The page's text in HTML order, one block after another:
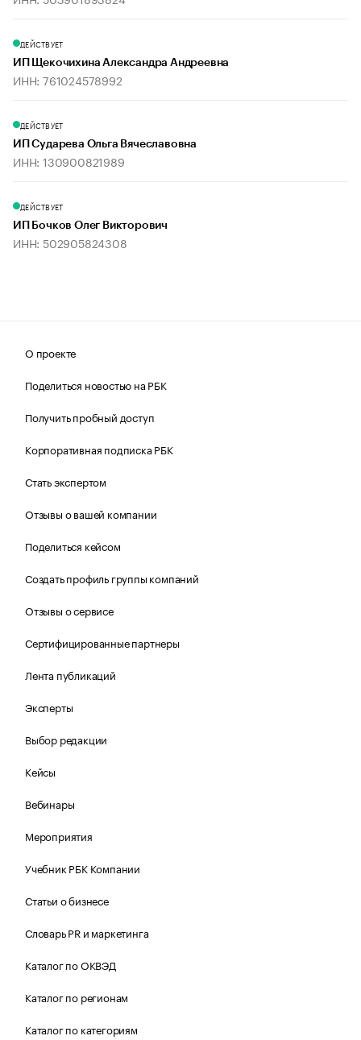
ДЕЙСТВУЕТ
ИП Щекочихина Александра Андреевна
ИНН: 761024578992
ДЕЙСТВУЕТ
ИП Сударева Ольга Вячеславовна
ИНН: 130900821989
ДЕЙСТВУЕТ
ИП Бочков Олег Викторович
ИНН: 502905824308
О проекте
Поделиться новостью на РБК
Получить пробный доступ
Корпоративная подписка РБК
Стать экспертом
Отзывы о вашей компании
Поделиться кейсом
Создать профиль группы компаний
Отзывы о сервисе
Сертифицированные партнеры
Лента публикаций
Эксперты
Выбор редакции
Кейсы
Вебинары
Мероприятия
Учебник РБК Компании
Статьи о бизнесе
Словарь PR и маркетинга
Каталог по ОКВЭД
Каталог по регионам
Каталог по категориям